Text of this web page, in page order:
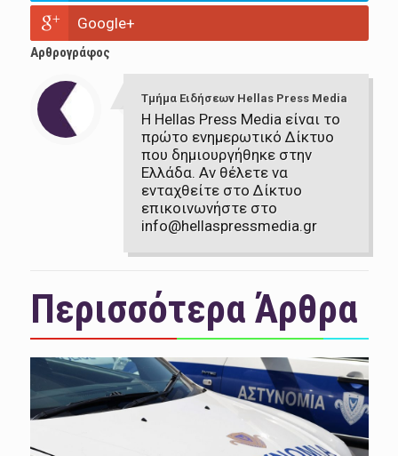
Google+
Αρθρογράφος
Τμήμα Ειδήσεων Hellas Press Media
Η Hellas Press Media είναι το
πρώτο ενημερωτικό Δίκτυο
που δημιουργήθηκε στην
Ελλάδα. Αν θέλετε να
ενταχθείτε στο Δίκτυο
επικοινωνήστε στο
info@hellaspressmedia.gr
Περισσότερα Άρθρα